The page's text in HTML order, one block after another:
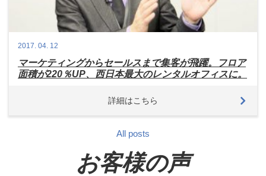
2017. 04. 12
マーケティングからセールスまで集客が飛躍。フロア
面積が220％UP、西日本最大のレンタルオフィスに。
詳細はこちら
All posts
お客様の声